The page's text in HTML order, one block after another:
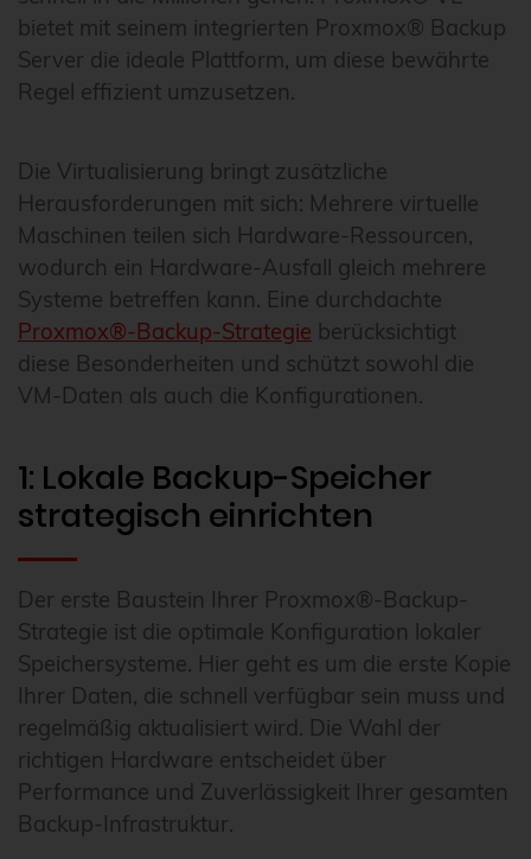
bietet mit seinem integrierten Proxmox® Backup
Server die ideale Plattform, um diese bewährte
Regel effizient umzusetzen.
Die Virtualisierung bringt zusätzliche
Herausforderungen mit sich: Mehrere virtuelle
Maschinen teilen sich Hardware-Ressourcen,
wodurch ein Hardware-Ausfall gleich mehrere
Systeme betreffen kann. Eine durchdachte
Proxmox®-Backup-Strategie berücksichtigt
diese Besonderheiten und schützt sowohl die
VM-Daten als auch die Konfigurationen.
1: Lokale Backup-Speicher
strategisch einrichten
Der erste Baustein Ihrer Proxmox®-Backup-
Strategie ist die optimale Konfiguration lokaler
Speichersysteme. Hier geht es um die erste Kopie
Ihrer Daten, die schnell verfügbar sein muss und
regelmäßig aktualisiert wird. Die Wahl der
richtigen Hardware entscheidet über
Performance und Zuverlässigkeit Ihrer gesamten
Backup-Infrastruktur.